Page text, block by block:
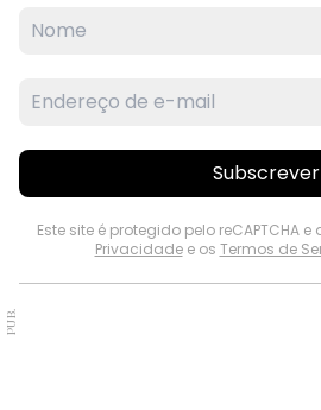
Subscrever
Este site é protegido pelo reCAPTCHA
Privacidadee os Termos de
PUB.